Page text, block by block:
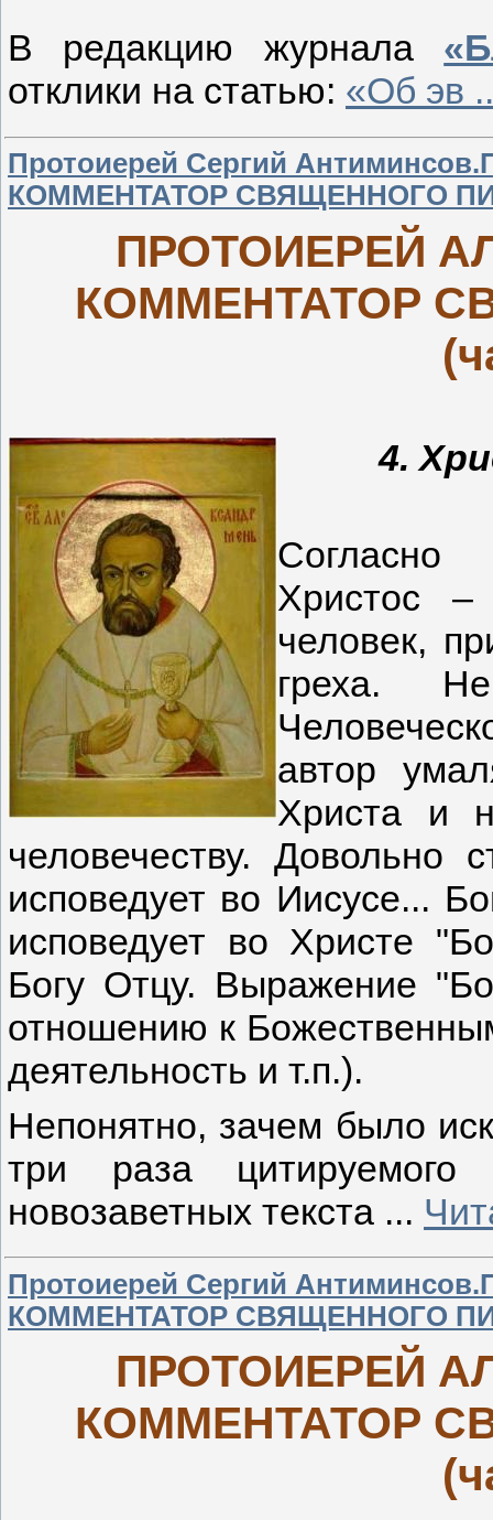
В редакцию журнала
отклики на статью: «Об эв
Протоиерей Сергий
КОММЕНТАТОР СВЯЩЕННОГО
ПРОТОИЕРЕЙ
КОММЕНТАТОР
4.
Согласно
Христос
человек,
греха.
автор
Христа и
человечеству. Довольно
исповедует во Иисусе...
исповедует во Христе
Богу Отцу. Выражение
отношению к
деятельность и т.п.).
Непонятно, зачем было
три раза
новозаветных текста ...
Протоиерей Сергий
КОММЕНТАТОР СВЯЩЕННОГО
ПРОТОИЕРЕЙ
КОММЕНТАТОР